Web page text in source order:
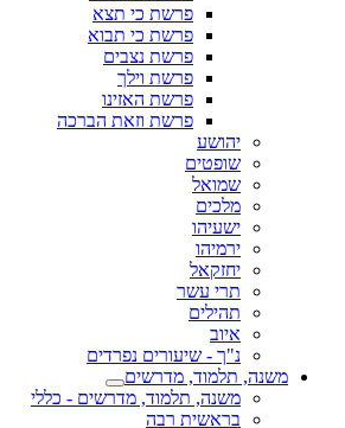
פרשת כי תצא
פרשת כי תבוא
פרשת נצבים
פרשת וילך
פרשת האזינו
פרשת וזאת הברכה
יהושע
שופטים
שמואל
מלכים
ישעיהו
ירמיהו
יחזקאל
תרי עשר
תהילים
איוב
נ"ך - שיעורים נפרדים
משנה, תלמוד, מדרשים
משנה, תלמוד, מדרשים - כללי
בראשית רבה